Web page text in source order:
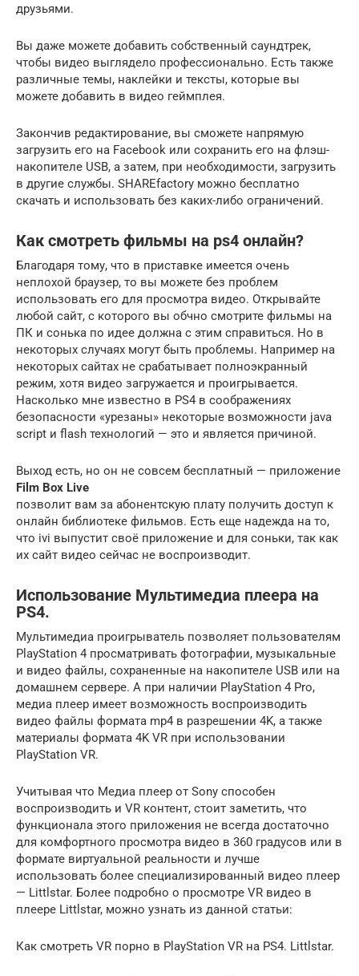
друзьями.
Вы даже можете добавить собственный саундтрек,
чтобы видео выглядело профессионально. Есть также
различные темы, наклейки и тексты, которые вы
можете добавить в видео геймплея.
Закончив редактирование, вы сможете напрямую
загрузить его на Facebook или сохранить его на флэш-
накопителе USB, а затем, при необходимости, загрузить
в другие службы. SHAREfactory можно бесплатно
скачать и использовать без каких-либо ограничений.
Как смотреть фильмы на ps4 онлайн?
Благодаря тому, что в приставке имеется очень
неплохой браузер, то вы можете без проблем
использовать его для просмотра видео. Открывайте
любой сайт, с которого вы обчно смотрите фильмы на
ПК и сонька по идее должна с этим справиться. Но в
некоторых случаях могут быть проблемы. Например на
некоторых сайтах не срабатывает полноэкранный
режим, хотя видео загружается и проигрывается.
Насколько мне известно в PS4 в соображениях
безопасности «урезаны» некоторые возможности java
script и flash технологий — это и является причиной.
Выход есть, но он не совсем бесплатный — приложение
Film Box Live
позволит вам за абонентскую плату получить доступ к
онлайн библиотеке фильмов. Есть еще надежда на то,
что ivi выпустит своё приложение и для соньки, так как
их сайт видео сейчас не воспроизводит.
Использование Мультимедиа плеера на
PS4.
Мультимедиа проигрыватель позволяет пользователям
PlayStation 4 просматривать фотографии, музыкальные
и видео файлы, сохраненные на накопителе USB или на
домашнем сервере. А при наличии PlayStation 4 Pro,
медиа плеер имеет возможность воспроизводить
видео файлы формата mp4 в разрешении 4K, а также
материалы формата 4K VR при использовании
PlayStation VR.
Учитывая что Медиа плеер от Sony способен
воспроизводить и VR контент, стоит заметить, что
функционала этого приложения не всегда достаточно
для комфортного просмотра видео в 360 градусов или в
формате виртуальной реальности и лучше
использовать более специализированный видео плеер
— Littlstar. Более подробно о просмотре VR видео в
плеере Littlstar, можно узнать из данной статьи:
Как смотреть VR порно в PlayStation VR на PS4. Littlstar.